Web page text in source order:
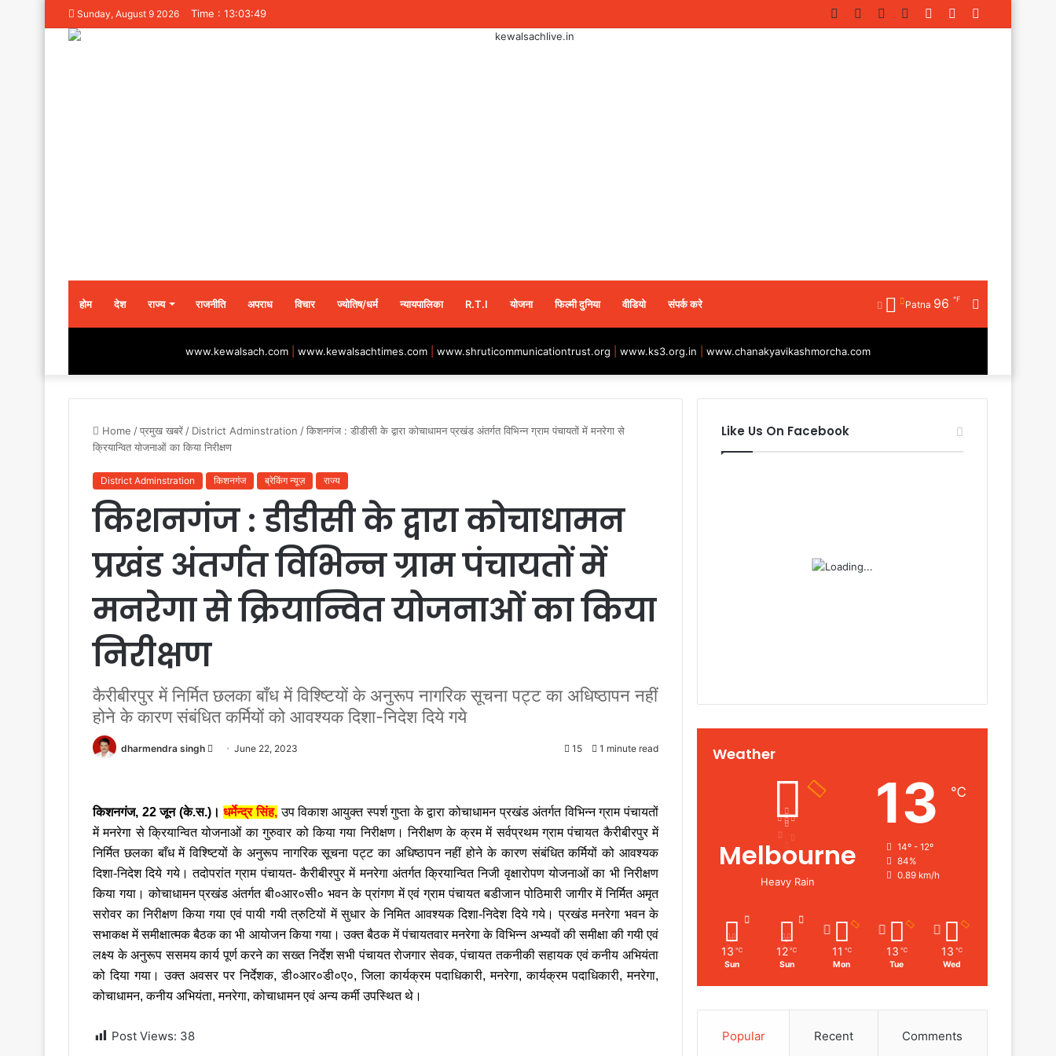
Sunday, August 9 2026 Time : 13:03:49
Random
Log
Instagram
YouTube
Twitter
Facebook
होम देश राज्य राजनीति अपराध विचार ज्योतिष/धर्म न्यायपालिका R.T.I योजना फिल्मी दुनिया वीडियो संपर्क करे Patna 96 ℉
www.kewalsach.com www.kewalsachtimes.com www.shruticommunicationtrust.org www.ks3.org.in www.chanakyavikashmorcha.com
Home /प्रमुख खबरें / District Adminstration /किशनगंज : डीडीसी के द्वारा कोचाधामन प्रखंड अंतर्गत विभिन्न ग्राम पंचायतों में मनरेगा से
क्रियान्वित योजनाओं का किया निरीक्षण
District Adminstration किशनगंज ब्रेकिंग न्यूज़ राज्य
किशनगंज : डीडीसी के द्वारा कोचाधामन
प्रखंड अंतर्गत विभिन्न ग्राम पंचायतों में
मनरेगा से क्रियान्वित योजनाओं का किया
निरीक्षण
कैरीबीरपुर में निर्मित छलका बाँध में विश्ष्टियों के अनुरूप नागरिक सूचना पट्ट का अधिष्ठापन नहीं
होने के कारण संबंधित कर्मियों को आवश्यक दिशा-निदेश दिये गये
dharmendra singh
SendJune 22, 2023 15 1 minute read
किशनगंज, 22 जून (के.स.)।धर्मेन्द्र सिंह, उप विकाश आयुक्त स्पर्श गुप्ता के द्वारा कोचाधामन प्रखंड अंतर्गत विभिन्न ग्राम पंचायतों
में मनरेगा से क्रियान्वित योजनाओं का गुरुवार को किया गया निरीक्षण। निरीक्षण के क्रम में सर्वप्रथम ग्राम पंचायत कैरीबीरपुर में
निर्मित छलका बाँध में विश्ष्टियों के अनुरूप नागरिक सूचना पट्ट का अधिष्ठापन नहीं होने के कारण संबंधित कर्मियों को आवश्यक
दिशा-निदेश दिये गये। तदोपरांत ग्राम पंचायत- कैरीबीरपुर में मनरेगा अंतर्गत क्रियान्वित निजी वृक्षारोपण योजनाओं का भी निरीक्षण
किया गया। कोचाधामन प्रखंड अंतर्गत बी०आर०सी० भवन के प्रांगण में एवं ग्राम पंचायत बडीजान पोठिमारी जागीर में निर्मित अमृत
सरोवर का निरीक्षण किया गया एवं पायी गयी त्रुटियों में सुधार के निमित आवश्यक दिशा-निदेश दिये गये। प्रखंड मनरेगा भवन के
सभाकक्ष में समीक्षात्मक बैठक का भी आयोजन किया गया। उक्त बैठक में पंचायतवार मनरेगा के विभिन्न अभ्यवों की समीक्षा की गयी एवं
लक्ष्य के अनुरूप ससमय कार्य पूर्ण करने का सख्त निर्देश सभी पंचायत रोजगार सेवक, पंचायत तकनीकी सहायक एवं कनीय अभियंता
को दिया गया। उक्त अवसर पर निर्देशक, डी०आर०डी०ए०, जिला कार्यक्रम पदाधिकारी, मनरेगा, कार्यक्रम पदाधिकारी, मनरेगा,
कोचाधामन, कनीय अभियंता, मनरेगा, कोचाधामन एवं अन्य कर्मी उपस्थित थे।
Post Views: 38
Like Us On Facebook
Weather
Melbourne
Heavy Rain
13 ℃
14º - 12º
84%
0.89 km/h
13 ℃
Sun
12 ℃
Sun
11 ℃
Mon
13 ℃
Tue
13 ℃
Wed
Popular Recent Comments